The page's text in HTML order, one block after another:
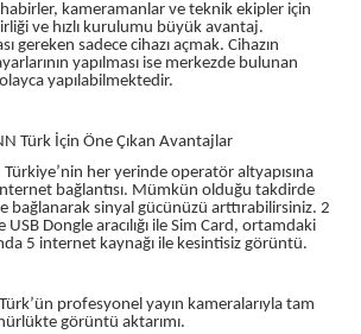
kameramanlar ve teknik ekipler için
ve hızlı kurulumu büyük avantaj.
gereken sadece cihazı açmak. Cihazın
yapılması ise merkezde bulunan
yapılabilmektedir.
Türk İçin Öne Çıkan Avantajlar
Türkiye’nin her yerinde operatör altyapısına
bağlantısı. Mümkün olduğu takdirde
bağlanarak sinyal gücünüzü arttırabilirsiniz. 2
Dongle aracılığı ile Sim Card, ortamdaki
5 internet kaynağı ile kesintisiz görüntü.
profesyonel yayın kameralarıyla tam
görüntü aktarımı.